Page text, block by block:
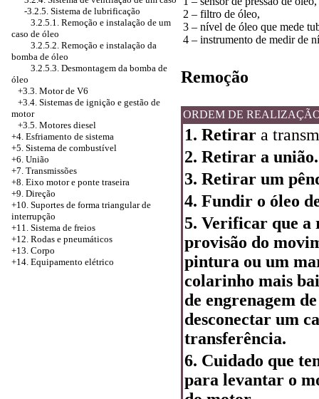
-3.2.5. Sistema de lubrificação
3.2.5.1. Remoção e instalação de um
caso de óleo
3.2.5.2. Remoção e instalação da
bomba de óleo
3.2.5.3. Desmontagem da bomba de
óleo
+3.3. Motor de V6
+3.4. Sistemas de ignição e gestão de
motor
+3.5. Motores diesel
+4. Esfriamento de sistema
+5. Sistema de combustível
+6. União
+7. Transmissões
+8. Eixo motor e ponte traseira
+9. Direção
+10. Suportes de forma triangular de
interrupção
+11. Sistema de freios
+12. Rodas e pneumáticos
+13. Corpo
+14. Equipamento elétrico
2 – filtro de óleo,
3 – nível de óleo que mede
4 – instrumento de medir de
Remoção
ORDEM DE
1. Retirar a
2. Retirar a união.
3. Retirar um
4. Fundir o óleo
5. Verificar que a
provisão do
pintura ou um
colarinho mais
de engrenagem
desconectar um
transferência.
6. Cuidado que
para levantar o